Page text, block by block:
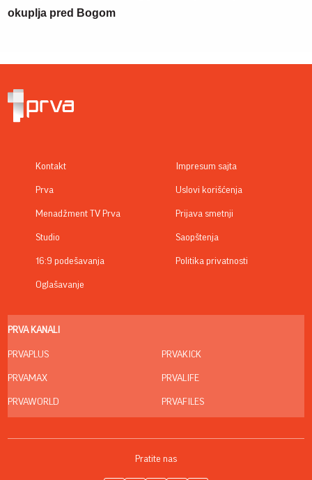
okuplja pred Bogom
Kontakt
Prva
Menadžment TV Prva
Studio
16:9 podešavanja
Oglašavanje
Impresum sajta
Uslovi korišćenja
Prijava smetnji
Saopštenja
Politika privatnosti
PRVA KANALI
PRVAPLUS
PRVAMAX
PRVAWORLD
PRVAKICK
PRVALIFE
PRVAFILES
Pratite nas